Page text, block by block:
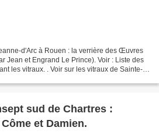
d'Arc à Rouen : la verrière des Œuvres
Jean et Engrand Le Prince). Voir : Liste des
les vitraux. . Voir sur les vitraux de Sainte-
sud de Chartres :
et Damien.